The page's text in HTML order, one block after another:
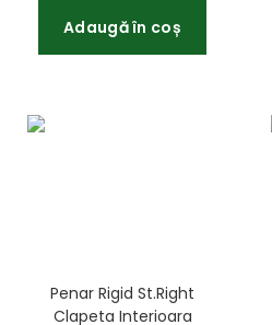
Adaugă în coș
Penar Rigid St.Right
Clapeta Interioara